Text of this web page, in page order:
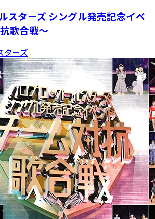
スターズ シングル発売記念イベ
歌合戦～
ターズ